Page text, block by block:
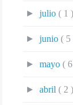
►julio( 1 )
►junio( 5
►mayo(
►abril( 2 )